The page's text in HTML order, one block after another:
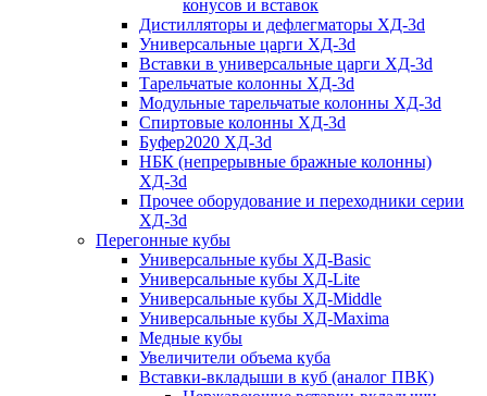
конусов и вставок
Дистилляторы и дефлегматоры ХД-3d
Универсальные царги ХД-3d
Вставки в универсальные царги ХД-3d
Тарельчатые колонны ХД-3d
Модульные тарельчатые колонны ХД-3d
Спиртовые колонны ХД-3d
Буфер2020 ХД-3d
НБК (непрерывные бражные колонны)
ХД-3d
Прочее оборудование и переходники серии
ХД-3d
Перегонные кубы
Универсальные кубы ХД-Basic
Универсальные кубы ХД-Lite
Универсальные кубы ХД-Middle
Универсальные кубы ХД-Maxima
Медные кубы
Увеличители объема куба
Вставки-вкладыши в куб (аналог ПВК)